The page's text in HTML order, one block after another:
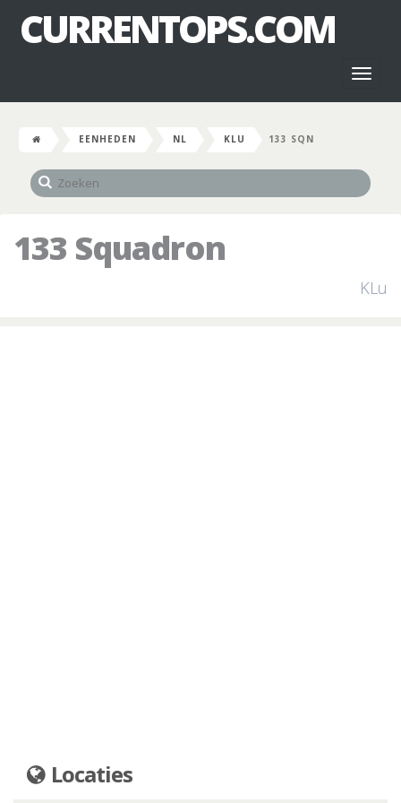
CURRENTOPS.COM
EENHEDEN NL KLU 133 SQN
133 Squadron
KLu
Locaties